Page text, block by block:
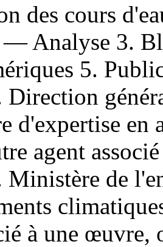
des cours
— Analyse 3.
5.
Direction
d'expertise en
agent
Ministère de
à une